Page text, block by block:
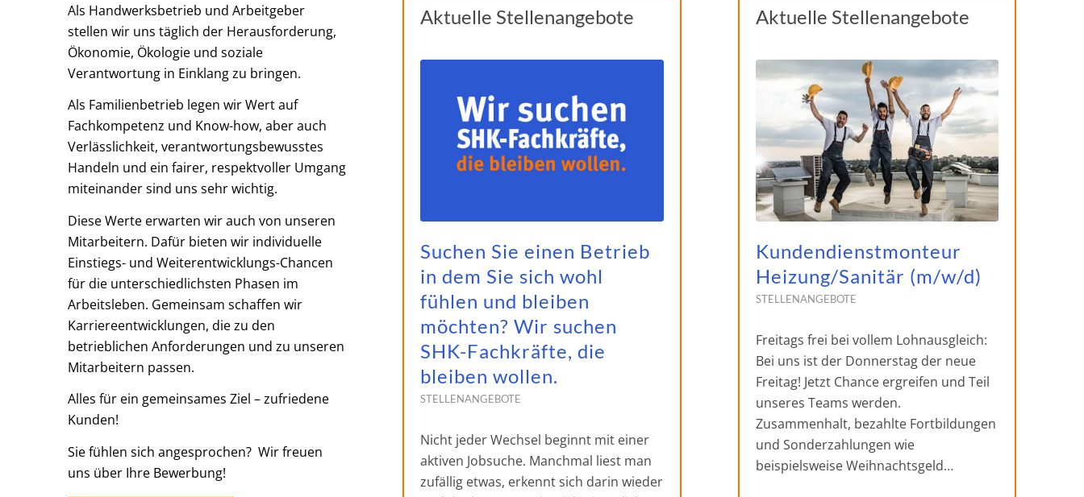
Als Handwerksbetrieb und Arbeitgeber
stellen wir uns täglich der Herausforderung,
Ökonomie, Ökologie und soziale
Verantwortung in Einklang zu bringen.
Als Familienbetrieb legen wir Wert auf
Fachkompetenz und Know-how, aber auch
Verlässlichkeit, verantwortungsbewusstes
Handeln und ein fairer, respektvoller Umgang
miteinander sind uns sehr wichtig.
Diese Werte erwarten wir auch von unseren
Mitarbeitern. Dafür bieten wir individuelle
Einstiegs- und Weiterentwicklungs-Chancen
für die unterschiedlichsten Phasen im
Arbeitsleben. Gemeinsam schaffen wir
Karriereentwicklungen, die zu den
betrieblichen Anforderungen und zu unseren
Mitarbeitern passen.
Alles für ein gemeinsames Ziel – zufriedene
Kunden!
Sie fühlen sich angesprochen? Wir freuen
uns über Ihre Bewerbung!
Aktuelle Stellenangebote
Suchen Sie einen Betrieb
in dem Sie sich wohl
fühlen und bleiben
möchten? Wir suchen
SHK-Fachkräfte, die
bleiben wollen.
STELLENANGEBOTE
Nicht jeder Wechsel beginnt mit einer
aktiven Jobsuche. Manchmal liest man
zufällig etwas, erkennt sich darin wieder
Aktuelle Stellenangebote
Kundendienstmonteur
Heizung/Sanitär (m/w/d)
STELLENANGEBOTE
Freitags frei bei vollem Lohnausgleich:
Bei uns ist der Donnerstag der neue
Freitag! Jetzt Chance ergreifen und Teil
unseres Teams werden.
Zusammenhalt, bezahlte Fortbildungen
und Sonderzahlungen wie
beispielsweise Weihnachtsgeld…